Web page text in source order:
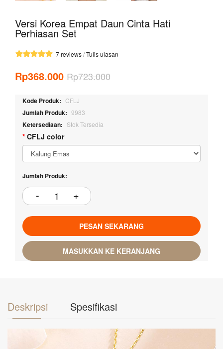
Versi Korea Empat Daun Cinta Hati
Perhiasan Set
7 reviews/Tulis ulasan
Rp368.000 Rp723.000
Kode Produk: CFLJ
Jumlah Produk: 9983
Ketersediaan: Stok Tersedia
CFLJ color
Jumlah Produk:
PESAN SEKARANG
MASUKKAN KE KERANJANG
Deskripsi Spesifikasi